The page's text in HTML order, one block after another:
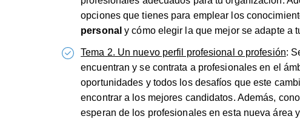
opciones que tienes para emplear los
personal y cómo elegir la que mejor se adapte a
Tema 2. Un nuevo perfil profesional o profesión:
encuentran y se contrata a profesionales en el
oportunidades y todos los desafíos que este
encontrar a los mejores candidatos. Además,
esperan de los profesionales en esta nueva área